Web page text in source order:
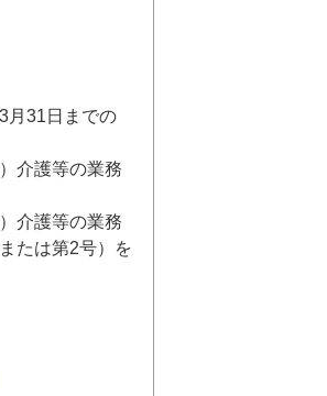
月31日までの
介護等の業務
介護等の業務
たは第2号）を